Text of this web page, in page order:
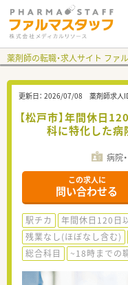
薬剤師の転職・求人サイト ファ
更新日： 2026/07/08 薬剤師求人
【松戸市】年間休日
科に特化した病
病院
この求人に
問い合わせる
駅チカ 年間休日120日
残業なし(ほぼなし含む)
総合科目
~18時までの